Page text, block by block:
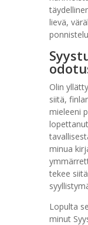
lievä,
Olin
siitä,
mieleeni
minua
tekee
Lopulta
minut